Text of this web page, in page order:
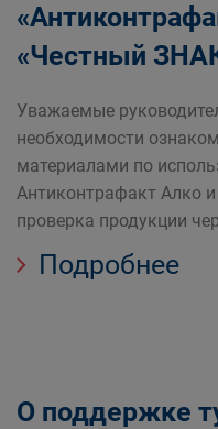
«Честный
Уважаемые
необходимости
материалами по
Антиконтрафакт Алко
проверка продукции
Подробнее
О поддержке